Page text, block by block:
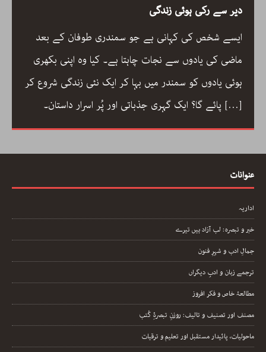
ایسے شخص کی کہانی ہے جو
ماضی کی یادوں سے نجات چاہتا
ہوئی یادوں کو سمندر میں بہا
پائے گا؟ ایک گہری جذباتی اور پُر اسرار داستان۔[…]
شاعری، نیّر مسعود کا
ایرانی شعری روایت کے
ارسلان راٹھور کے اس
اور تخلیق کے اسباب پر
عنوانات
اداریہ
خبر و تبصرہ: لب آزاد ہیں تیرے
جمالِ ادب و شہرِ فنون
ترجمے زبان و ادبِ دیگراں
مطالعۂ خاص و فکر افروز
مصنف اور تصنیف و تالیف: روزنِ تبصرۂِ کُتب
ماحولیات، پائیدار مستقبل اور تعلیم و ترقیات